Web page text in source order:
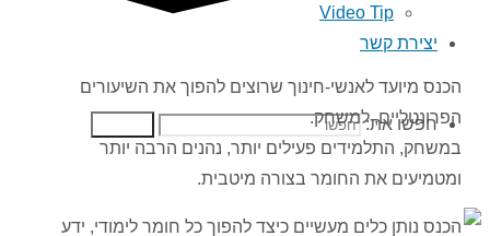
Video Tip
יצירת קשר
חפשו את:
‬הפרונטליים‭,‬ למשחק‭.‬
במשחק‭,‬ התלמידים‭ ‬פעילים‭ ‬יותר, ‬נהנים‭ ‬הרבה‭ ‬יותר
‬ומטמיעים‭ ‬את‭ ‬החומר‭ ‬בצורה‭ ‬מיטבית‭.‬